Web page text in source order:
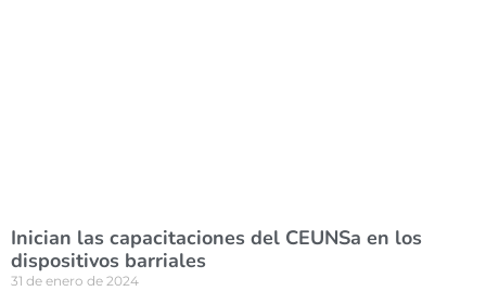
Inician las capacitaciones del CEUNSa en los
dispositivos barriales
31 de enero de 2024